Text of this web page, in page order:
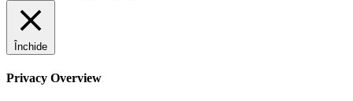
Închide
Privacy Overview